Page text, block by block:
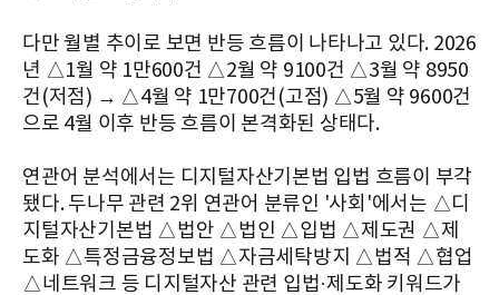
다만 월별 추이로 보면 반등 흐름이 나타나고 있다. 2026
년 △1월 약 1만600건 △2월 약 9100건 △3월 약 8950
건(저점) → △4월 약 1만700건(고점) △5월 약 9600건
으로 4월 이후 반등 흐름이 본격화된 상태다.
연관어 분석에서는 디지털자산기본법 입법 흐름이 부각
됐다. 두나무 관련 2위 연관어 분류인 '사회'에서는 △디
지털자산기본법 △법안 △법인 △입법 △제도권 △제
도화 △특정금융정보법 △자금세탁방지 △법적 △협업
△네트워크 등 디지털자산 관련 입법·제도화 키워드가